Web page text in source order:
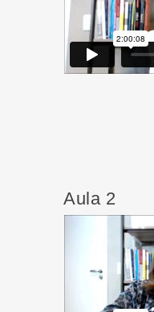
Aula 2